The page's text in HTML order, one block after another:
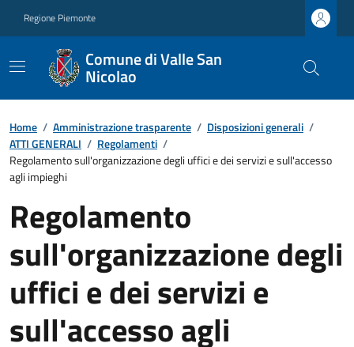
Regione Piemonte
Comune di Valle San
Nicolao
Home / Amministrazione trasparente / Disposizioni generali /
ATTI GENERALI / Regolamenti /
Regolamento sull'organizzazione degli uffici e dei servizi e sull'accesso
agli impieghi
Regolamento
sull'organizzazione degli
uffici e dei servizi e
sull'accesso agli